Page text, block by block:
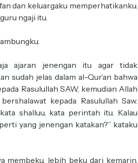
dan keluargaku memperhatikanku.
ngaji itu.
ajaran jenengan itu agar tidak
sudah jelas dalam al-Qur’an bahwa
Rasulullah SAW, kemudian Allah
kepada Rasulullah Saw.
shalluu, kata perintah itu. Kalau
yang jenengan katakan?” kataku
membeku, lebih beku dari kemarin.